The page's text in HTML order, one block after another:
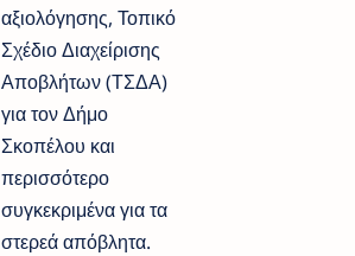
αξιολόγησης, Τοπικό
Σχέδιο Διαχείρισης
Αποβλήτων (ΤΣΔΑ)
για τον Δήμο
Σκοπέλου και
περισσότερο
συγκεκριμένα για τα
στερεά απόβλητα.